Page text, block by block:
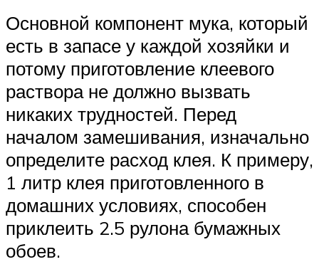
Основной компонент мука, который
есть в запасе у каждой хозяйки и
потому приготовление клеевого
раствора не должно вызвать
никаких трудностей. Перед
началом замешивания, изначально
определите расход клея. К примеру,
1 литр клея приготовленного в
домашних условиях, способен
приклеить 2.5 рулона бумажных
обоев.